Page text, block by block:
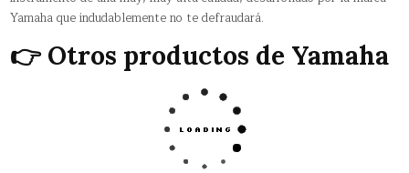
Yamaha que indudablemente no te defraudará.
👉 Otros productos de Yamaha